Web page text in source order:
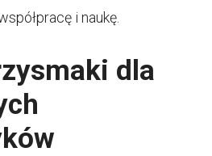
i naukę.
dla